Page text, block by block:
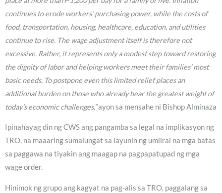
continues to erode workers’ purchasing power, while the costs of
food, transportation, housing, healthcare, education, and utilities
continue to rise. The wage adjustment itself is therefore not
excessive. Rather, it represents only a modest step toward restoring
the dignity of labor and helping workers meet their families’ most
basic needs. To postpone even this limited relief places an
additional burden on those who already bear the greatest weight of
today’s economic challenges,”ayon sa mensahe ni Bishop Alminaza
Ipinahayag din ng CWS ang pangamba sa legal na implikasyon ng
TRO, na maaaring sumalungat sa layunin ng umiiral na mga batas
sa paggawa na tiyakin ang maagap na pagpapatupad ng mga
wage order.
Hinimok ng grupo ang kagyat na pag-alis sa TRO, paggalang sa